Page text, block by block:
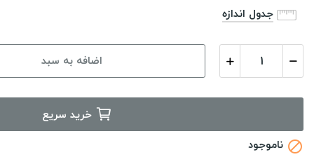
جدول اندازه
اضافه به سبد
خرید سریع
 ناموجود